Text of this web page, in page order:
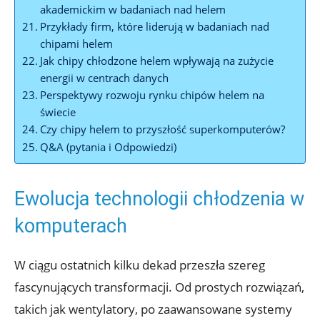
akademickim w badaniach nad helem
Przykłady​ firm, które liderują w badaniach ⁣nad
chipami helem
Jak chipy chłodzone helem wpływają na‌ zużycie
energii w centrach danych
Perspektywy rozwoju rynku chipów helem na
świecie
Czy chipy ⁣helem to przyszłość superkomputerów?
Q&A (pytania i Odpowiedzi)
Ewolucja technologii‍ chłodzenia w
komputerach
W ciągu ostatnich kilku dekad przeszła szereg
fascynujących transformacji. Od prostych​ rozwiązań,​
takich jak wentylatory, po zaawansowane ⁣systemy